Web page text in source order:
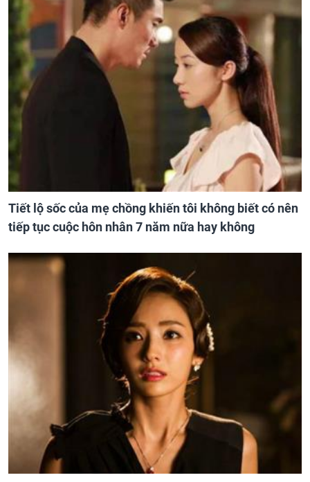
Tiết lộ sốc của mẹ chồng khiến tôi không biết có nên
tiếp tục cuộc hôn nhân 7 năm nữa hay không